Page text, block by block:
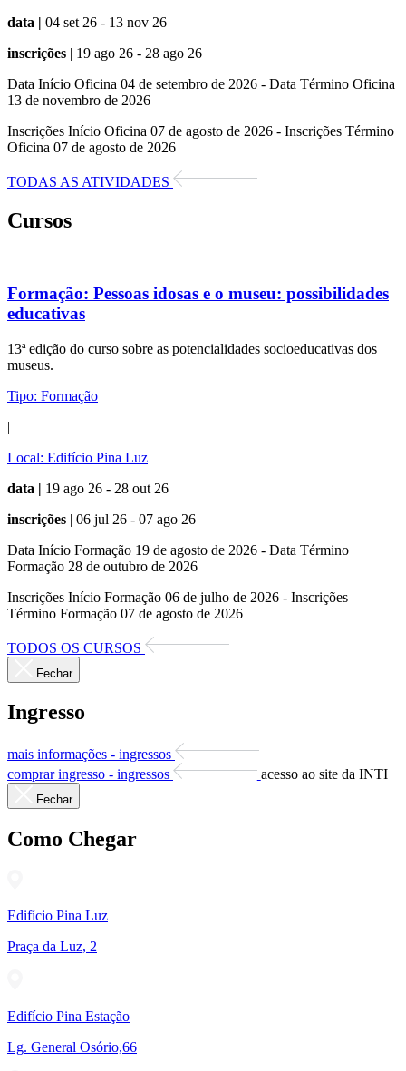
data | 04 set 26 - 13 nov 26
inscrições | 19 ago 26 - 28 ago 26
Data Início Oficina 04 de setembro de 2026 - Data Término Oficina
13 de novembro de 2026
Inscrições Início Oficina 07 de agosto de 2026 - Inscrições Término
Oficina 07 de agosto de 2026
TODAS AS ATIVIDADES
Cursos
Formação: Pessoas idosas e o museu: possibilidades
educativas
13ª edição do curso sobre as potencialidades socioeducativas dos
museus.
Tipo: Formação
|
Local: Edifício Pina Luz
data | 19 ago 26 - 28 out 26
inscrições | 06 jul 26 - 07 ago 26
Data Início Formação 19 de agosto de 2026 - Data Término
Formação 28 de outubro de 2026
Inscrições Início Formação 06 de julho de 2026 - Inscrições
Término Formação 07 de agosto de 2026
TODOS OS CURSOS
Fechar
Ingresso
mais informações - ingressos
comprar ingresso - ingressos
acesso ao site da INTI
Fechar
Como Chegar
Edifício Pina Luz
Praça da Luz, 2
Edifício Pina Estação
Lg. General Osório,66